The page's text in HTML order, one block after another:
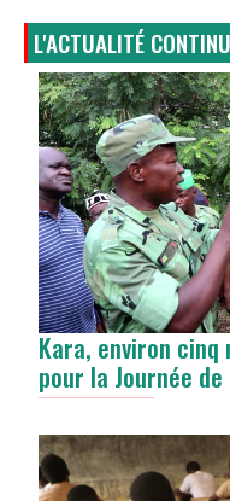
L'ACTUALITÉ
Kara, environ
pour la Journée